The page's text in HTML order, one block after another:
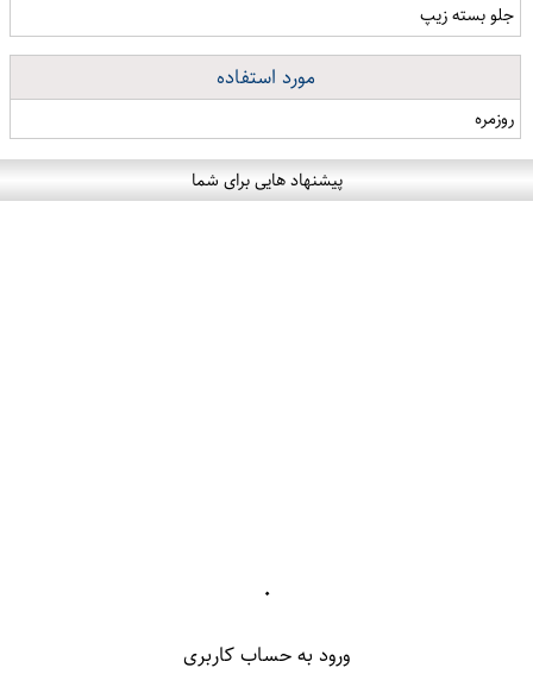
جلو بسته زیپ
مورد استفاده
روزمره
پیشنهاد هایی برای شما
۰
ورود به حساب کاربری